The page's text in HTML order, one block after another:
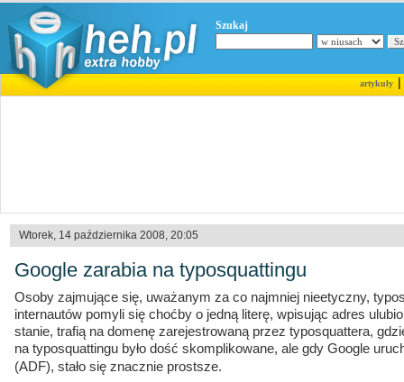
Szukaj
artykuły|
Wtorek, 14 października 2008, 20:05
Google zarabia na typosquattingu
Osoby zajmujące się, uważanym za co najmniej nieetyczny,
internautów pomyli się choćby o jedną literę, wpisując adres
stanie, trafią na domenę zarejestrowaną przez typosquattera,
na typosquattingu było dość skomplikowane, ale gdy Google
(ADF), stało się znacznie prostsze.